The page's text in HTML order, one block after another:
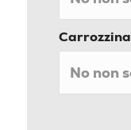
Carrozzina